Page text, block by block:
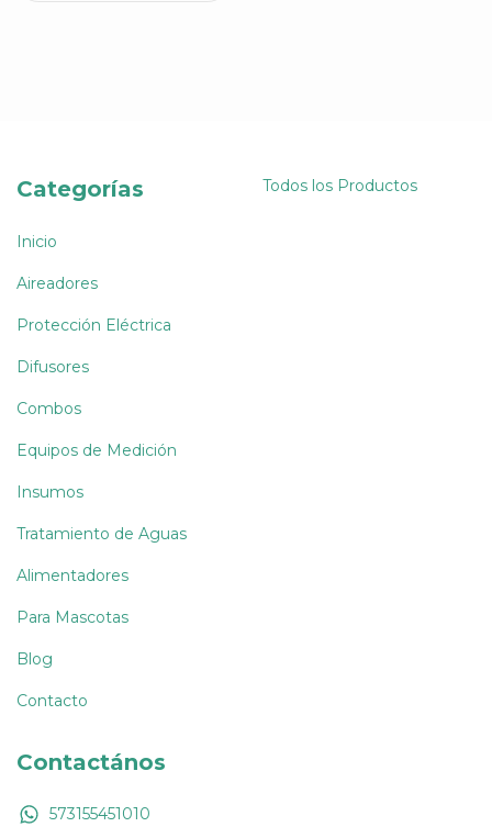
Categorías
Inicio
Aireadores
Protección Eléctrica
Difusores
Combos
Equipos de Medición
Insumos
Tratamiento de Aguas
Alimentadores
Para Mascotas
Blog
Contacto
Todos los Productos
Contactános
573155451010